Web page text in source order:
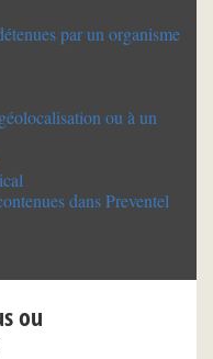
par un organisme
ou à un
dans Preventel
ou